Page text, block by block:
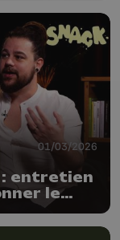
01/03/2026
: entretien
le